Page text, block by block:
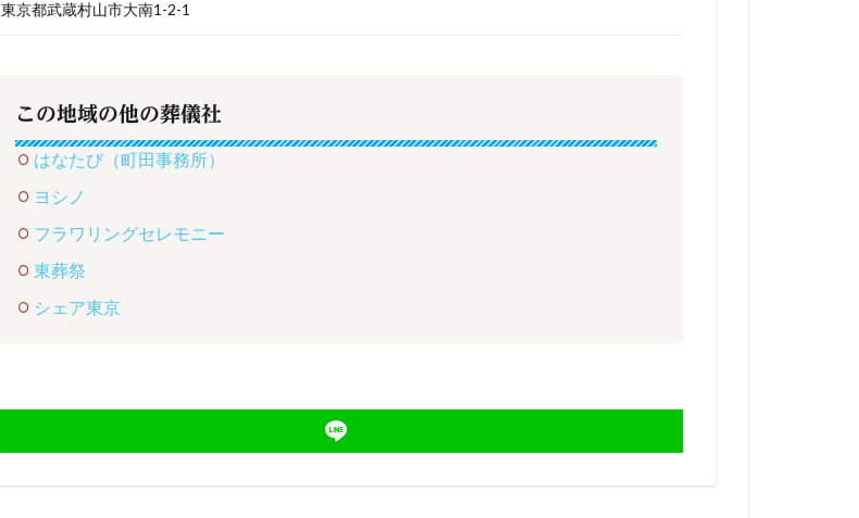
東京都武蔵村山市大南1-2-1
この地域の他の葬儀社
はなたび（町田事務所）
ヨシノ
フラワリングセレモニー
東葬祭
シェア東京